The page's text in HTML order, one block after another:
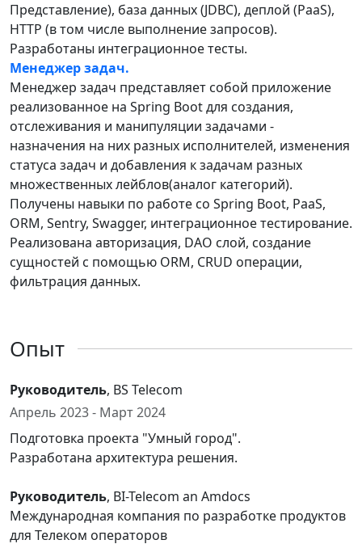
Представление), база данных (JDBC), деплой (PaaS),
HTTP (в том числе выполнение запросов).
Разработаны интеграционное тесты.
Менеджер задач.
Менеджер задач представляет собой приложение
реализованное на Spring Boot для создания,
отслеживания и манипуляции задачами -
назначения на них разных исполнителей, изменения
статуса задач и добавления к задачам разных
множественных лейблов(аналог категорий).
Получены навыки по работе со Spring Boot, PaaS,
ORM, Sentry, Swagger, интеграционное тестирование.
Реализована авторизация, DAO слой, создание
сущностей с помощью ORM, CRUD операции,
фильтрация данных.
Опыт
Руководитель, BS Telecom
Апрель 2023 - Март 2024
Подготовка проекта "Умный город".
Разработана архитектура решения.
Руководитель, BI-Telecom an Amdocs
Международная компания по разработке продуктов
для Телеком операторов